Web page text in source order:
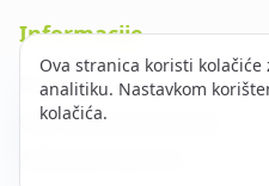
Informacije
O nama
Opći uvjeti poslovanja
Ova stranica koristi
analitiku. Nastavkom
kolačića.